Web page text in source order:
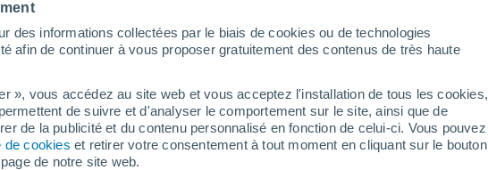
des informations collectées par le biais de cookies ou de technologies
afin de continuer à vous proposer gratuitement des contenus de très haute
», vous accédez au site web et vous acceptez l'installation de tous les cookies,
de suivre et d'analyser le comportement sur le site, ainsi que de
de la publicité et du contenu personnalisé en fonction de celui-ci. Vous pouvez
de cookies et retirer votre consentement à tout moment en cliquant sur le bouton
de notre site web.
Aujourd´hui
6 Août
Demain
7 Août
Samedi
8 Août